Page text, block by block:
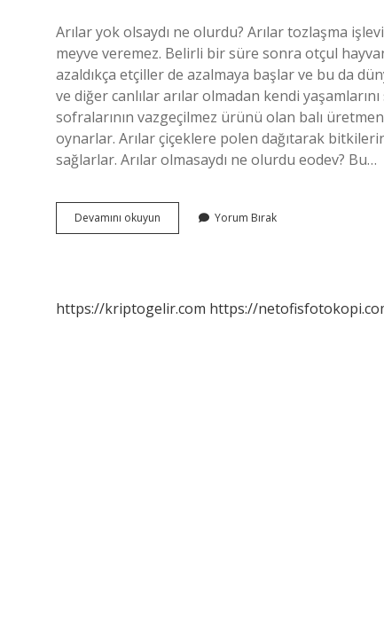
Arılar yok olsaydı ne olurdu? Arılar tozlaşma
meyve veremez. Belirli bir süre sonra otçul
azaldıkça etçiller de azalmaya başlar ve bu da
ve diğer canlılar arılar olmadan kendi
sofralarının vazgeçilmez ürünü olan balı
oynarlar. Arılar çiçeklere polen dağıtarak
sağlarlar. Arılar olmasaydı ne olurdu eodev? Bu…
Devamını okuyun
Olmasaydı
Olurdu
Yorum Bırak
https://kriptogelir.com https://